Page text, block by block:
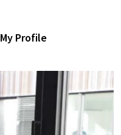
My Profile